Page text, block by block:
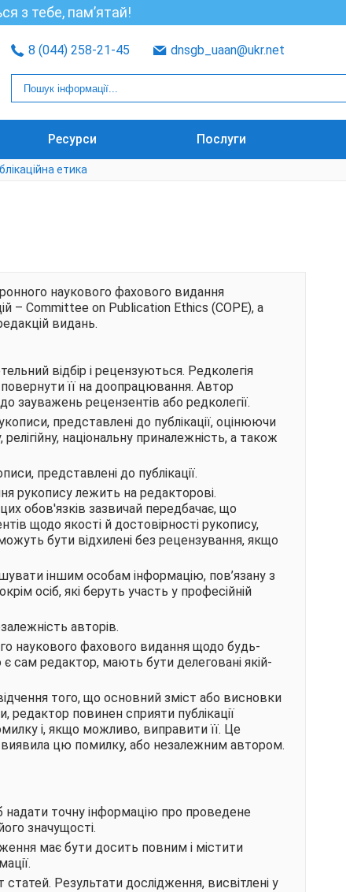
з тебе, пам’ятай!
8 (044) 258-21-45 dnsgb_uaan@ukr.net
Ресурси Послуги
етика
наукового фахового видання
– Committee on Publication Ethics (COPE), а
видань.
відбір і рецензуються. Редколегія
її на доопрацювання. Автор
зауважень рецензентів або редколегії.
представлені до публікації, оцінюючи
національну приналежність, а також
представлені до публікації.
рукопису лежить на редакторові.
обов'язків зазвичай передбачає, що
щодо якості й достовірності рукопису,
бути відхилені без рецензування, якщо
іншим особам інформацію, пов’язану з
осіб, які беруть участь у професійній
авторів.
наукового фахового видання щодо будь-
сам редактор, мають бути делеговані якій-
того, що основний зміст або висновки
редактор повинен сприяти публікації
і, якщо можливо, виправити її. Це
цю помилку, або незалежним автором.
точну інформацію про проведене
значущості.
має бути досить повним і містити
Результати дослідження, висвітлені у